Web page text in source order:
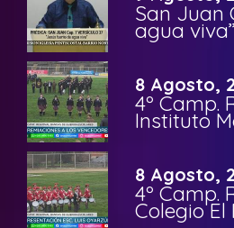
San Juan
agua
8 Agosto,
4º Camp.
Instituto
8 Agosto,
4º Camp.
Colegio